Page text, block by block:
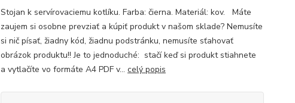
Stojan k servírovaciemu kotlíku. Farba: čierna. Materiál: kov. Máte
zaujem si osobne prevziať a kúpiť produkt v našom sklade? Nemusíte
si nič písať, žiadny kód, žiadnu podstránku, nemusíte sťahovať
obrázok produktu!! Je to jednoduché: stačí keď si produkt stiahnete
a vytlačíte vo formáte A4 PDF v... celý popis